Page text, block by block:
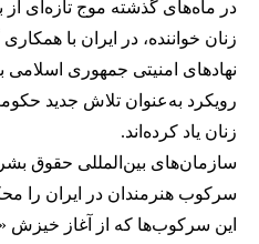
در ماه‌های گذشته موج تازه‌ای از
زنان خواننده، در ایران با
نهادهای امنیتی جمهوری اسلامی
رویکرد به‌عنوان تلاش جدید
زنان یاد کرده‌اند.
سازمان‌های بین‌المللی حقوق
سرکوب هنرمندان در ایران را
این سرکوب‌ها که از آغاز خیزش